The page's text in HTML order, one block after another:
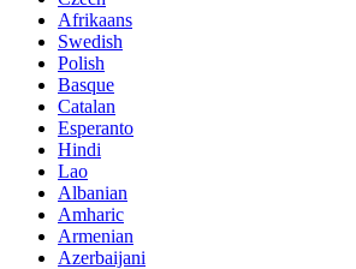
Afrikaans
Swedish
Polish
Basque
Catalan
Esperanto
Hindi
Lao
Albanian
Amharic
Armenian
Azerbaijani